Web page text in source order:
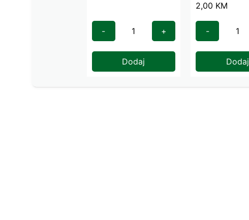
- +
Dodaj
2,00 KM
-
Dodaj